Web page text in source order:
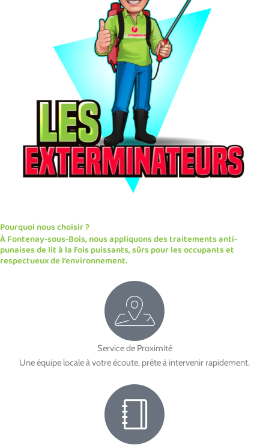
Pourquoi nous choisir ?
À Fontenay-sous-Bois, nous appliquons des traitements anti-
punaises de lit à la fois puissants, sûrs pour les occupants et
respectueux de l’environnement.
Service de Proximité
Une équipe locale à votre écoute, prête à intervenir rapidement.